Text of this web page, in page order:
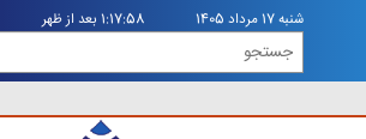
شنبه 17 مرداد 1405 1:17:59 بعد از ظهر